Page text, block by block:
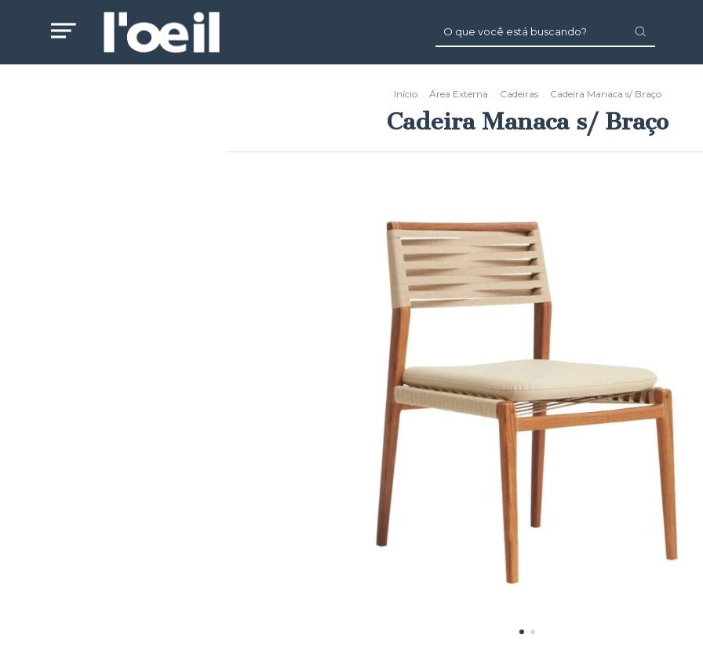
Início . Área Externa . Cadeiras . Cadeira Manaca s/ Braço
Cadeira Manaca s/ Braço